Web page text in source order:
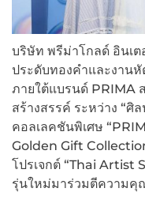
บริษัท พรีม่าโกลด์ อินเต
ประดับทองคำและงาน
ภายใต้แบรนด์ PRIMA
สร้างสรรค์ ระหว่าง “ศิ
คอลเลคชันพิเศษ
Golden Gift
โปรเจกต์ “Thai Artist
รุ่นใหม่มาร่วมตีความคุ